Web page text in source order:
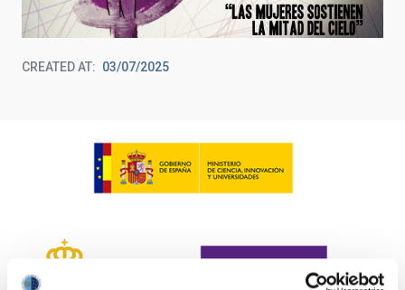
CREATED AT 03/07/2025